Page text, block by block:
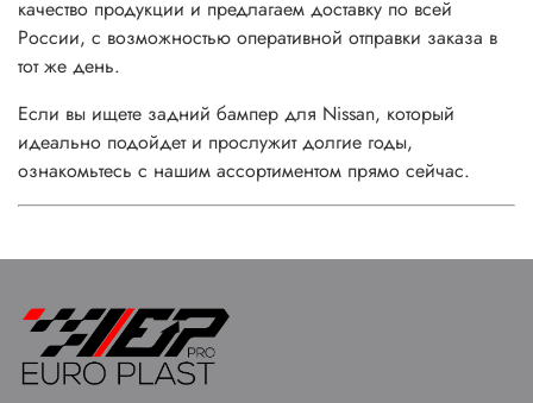
качество продукции и предлагаем доставку по всей
России, с возможностью оперативной отправки заказа в
тот же день.
Если вы ищете задний бампер для Nissan, который
идеально подойдет и прослужит долгие годы,
ознакомьтесь с нашим ассортиментом прямо сейчас.